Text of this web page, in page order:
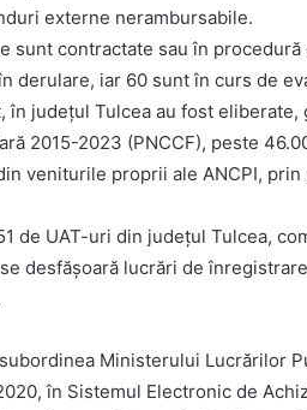
externe nerambursabile.
sunt contractate sau în
derulare, iar 60 sunt în curs de
în județul Tulcea au fost
2015-2023 (PNCCF), peste
veniturile proprii ale ANCPI,
de UAT-uri din județul Tulcea,
desfășoară lucrări de
Ministerului Lucrărilor
în Sistemul Electronic de